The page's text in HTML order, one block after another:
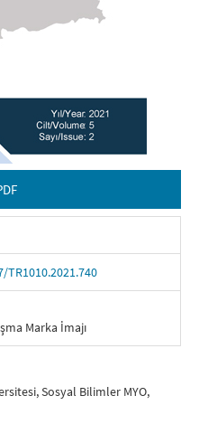
Marka İmajı
Sosyal Bilimler MYO,